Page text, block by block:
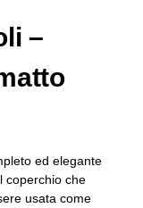
–
ed elegante
coperchio che
usata come